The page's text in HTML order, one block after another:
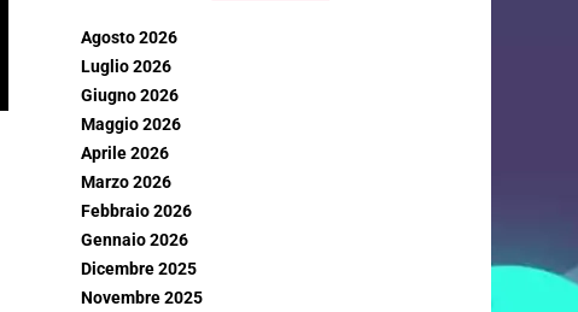
Agosto 2026
Luglio 2026
Giugno 2026
Maggio 2026
Aprile 2026
Marzo 2026
Febbraio 2026
Gennaio 2026
Dicembre 2025
Novembre 2025